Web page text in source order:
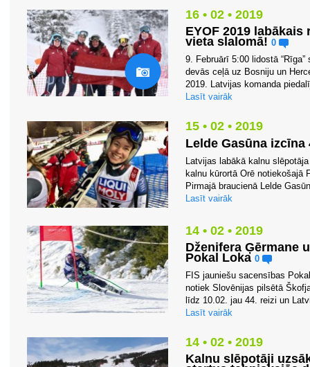
16 • 02 • 2019
EYOF 2019
vieta slalomā! 0
9. Februārī 5:00 lidostā
devās ceļā uz Bosniju un
2019. Latvijas komanda
Lasīt vairāk
15 • 02 • 2019
Lelde Gasūna
Latvijas labākā kalnu
kalnu kūrortā Orē notiekošajā
Pirmajā braucienā Lelde
Lasīt vairāk
14 • 02 • 2019
Dženifera Ģērmane
Pokal Loka 0
FIS jauniešu sacensības
notiek Slovēnijas pilsētā
līdz 10.02. jau 44. reizi un
Lasīt vairāk
14 • 02 • 2019
Kalnu slēpotāji